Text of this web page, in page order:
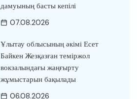
дамуының басты кепілі
07.08.2026
Ұлытау облысының әкімі Есет
Байкен Жезқазған теміржол
вокзалындағы жаңғырту
жұмыстарын бақылады
06.08.2026